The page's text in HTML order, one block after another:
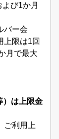
び1か月
バー会
上限は1回
月で最大
）は上限金
ご利用上